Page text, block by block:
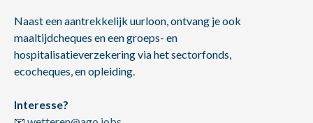
Naast een aantrekkelijk uurloon, ontvang je ook
maaltijdcheques en een groeps- en
hospitalisatieverzekering via het sectorfonds,
ecocheques, en opleiding.
Interesse?